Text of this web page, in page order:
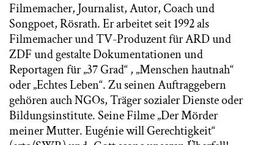
Filmemacher, Journalist, Autor, Coach und
Songpoet, Rösrath. Er arbeitet seit 1992 als
Filmemacher und TV-Produzent für ARD und
ZDF und gestalte Dokumentationen und
Reportagen für „37 Grad“ , „Menschen hautnah“
oder „Echtes Leben“. Zu seinen Auftraggebern
gehören auch NGOs, Träger sozialer Dienste oder
Bildungsinstitute. Seine Filme „Der Mörder
meiner Mutter. Eugénie will Gerechtigkeit“